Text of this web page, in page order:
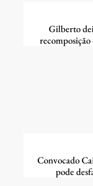
Gilberto
Convocado
pode